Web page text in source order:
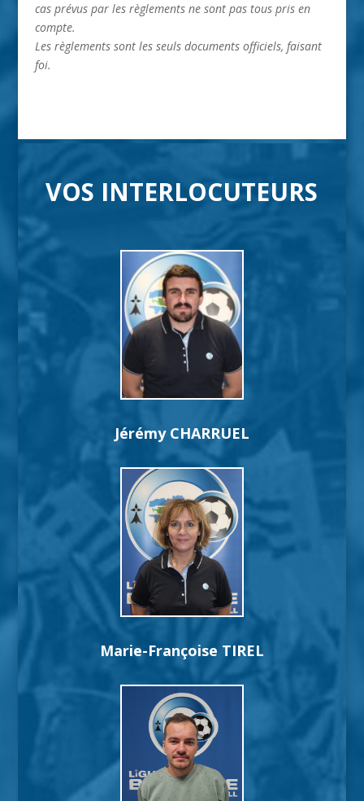
cas prévus par les règlements ne sont pas tous pris en
compte.
Les règlements sont les seuls documents officiels, faisant
foi.
VOS INTERLOCUTEURS
Jérémy CHARRUEL
Marie-Françoise TIREL